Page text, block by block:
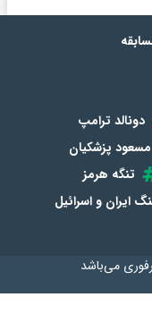
دونالد ترامپ
مسعود پزشکیان
تنگه هرمز
ایران و اسرائیل
می‌باشد